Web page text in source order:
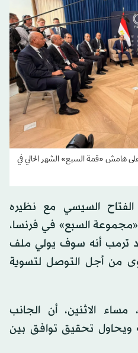
هامش «قمة السبع» الشهر الحالي في
السيسي مع نظيره
السبع» في فرنسا،
أكد ترمب أنه سوف يولي ملف
من أجل التوصل لتسوية
الاثنين، أن الجانب
ويحاول تحقيق توافق بين